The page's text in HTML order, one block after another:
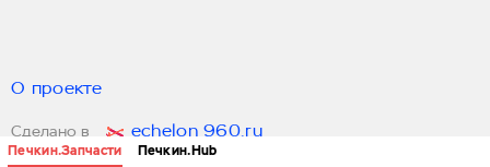
Печкин.Запчасти Печкин.Hub
О проекте
Сделано в echelon 960.ru